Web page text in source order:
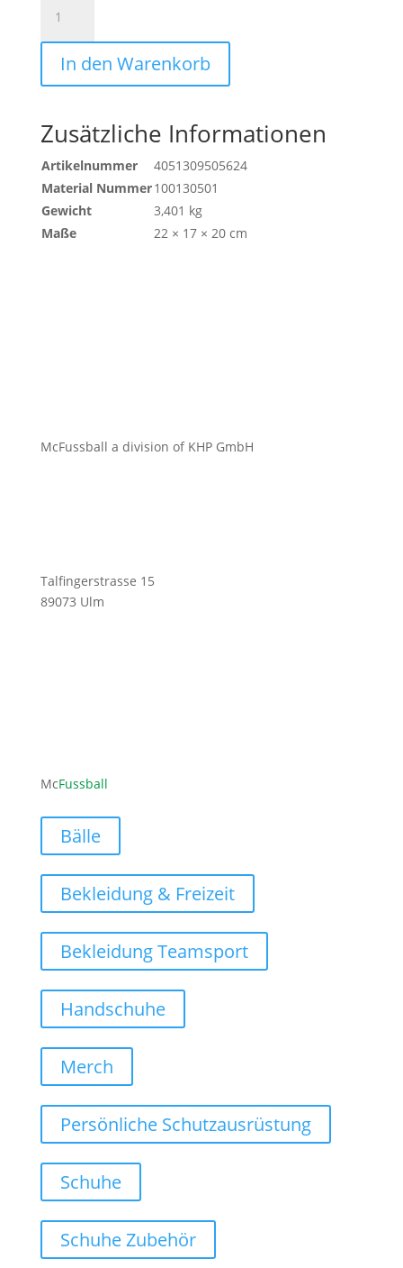
REINIGER
250ML
(12ER
PACK)
In den Warenkorb
Zusätzliche Informationen
Artikelnummer
4051309505624
Material Nummer100130501
Gewicht
3,401 kg
Maße
22 × 17 × 20 cm
McFussball a division of KHP GmbH
Talfingerstrasse 15
89073 Ulm
McFussball
Bälle
Bekleidung & Freizeit
Bekleidung Teamsport
Handschuhe
Merch
Persönliche Schutzausrüstung
Schuhe
Schuhe Zubehör